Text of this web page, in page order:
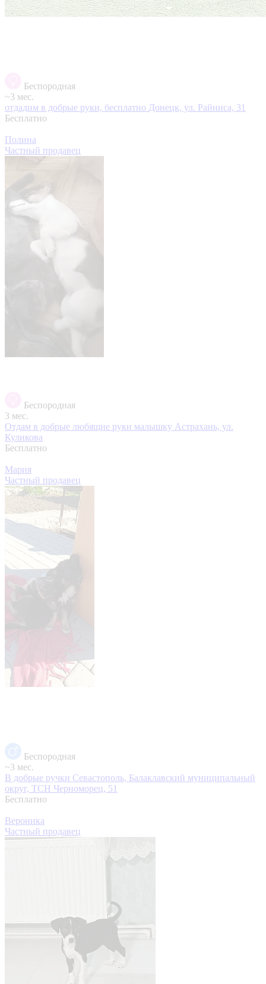
Беспородная
~3 мес.
отдадим в добрые руки, бесплатно Донецк, ул. Райниса, 31
Бесплатно
Полина
Частный продавец
Беспородная
3 мес.
Отдам в добрые любящие руки малышку Астрахань, ул.
Куликова
Бесплатно
Мария
Частный продавец
Беспородная
~3 мес.
В добрые ручки Севастополь, Балаклавский муниципальный
округ, ТСН Черноморец, 51
Бесплатно
Вероника
Частный продавец